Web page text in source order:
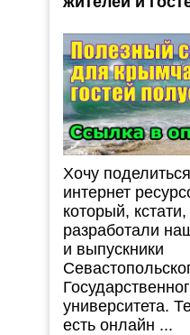
Хочу
интернет
который, кстати,
разработали
и выпускники
университета.
есть онлайн ...